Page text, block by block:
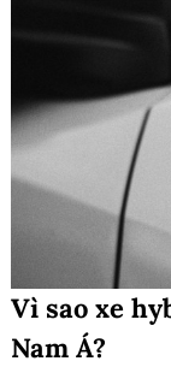
Vì sao xe
Nam Á?